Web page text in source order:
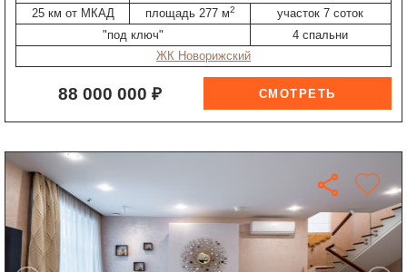
25 км от МКАД
площадь 277 м2
участок 7 соток
"под ключ"
4 спальни
ЖК Новорижский
88 000 000 ₽